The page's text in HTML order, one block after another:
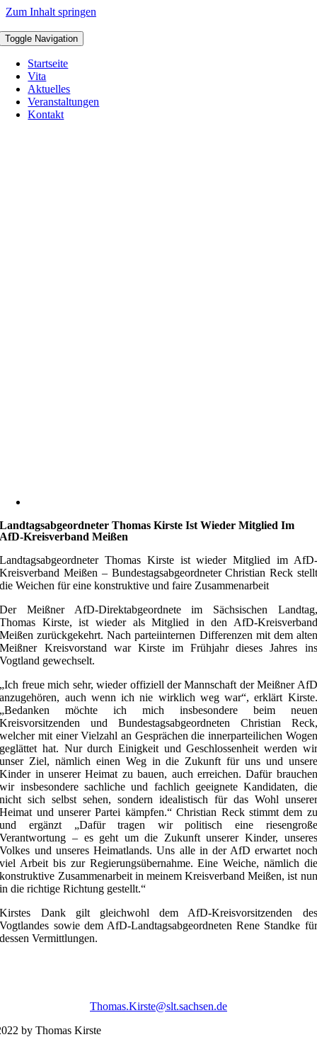
Zum Inhalt springen
Toggle Navigation
Startseite
Vita
Aktuelles
Veranstaltungen
Kontakt
Landtagsabgeordneter Thomas Kirste Ist Wieder Mitglied Im
AfD-Kreisverband Meißen
Landtagsabgeordneter Thomas Kirste ist wieder Mitglied im AfD-
Kreisverband Meißen – Bundestagsabgeordneter Christian Reck stellt
die Weichen für eine konstruktive und faire Zusammenarbeit
Der Meißner AfD-Direktabgeordnete im Sächsischen Landtag,
Thomas Kirste, ist wieder als Mitglied in den AfD-Kreisverband
Meißen zurückgekehrt. Nach parteiinternen Differenzen mit dem alten
Meißner Kreisvorstand war Kirste im Frühjahr dieses Jahres ins
Vogtland gewechselt.
„Ich freue mich sehr, wieder offiziell der Mannschaft der Meißner AfD
anzugehören, auch wenn ich nie wirklich weg war“, erklärt Kirste.
„Bedanken möchte ich mich insbesondere beim neuen
Kreisvorsitzenden und Bundestagsabgeordneten Christian Reck,
welcher mit einer Vielzahl an Gesprächen die innerparteilichen Wogen
geglättet hat. Nur durch Einigkeit und Geschlossenheit werden wir
unser Ziel, nämlich einen Weg in die Zukunft für uns und unsere
Kinder in unserer Heimat zu bauen, auch erreichen. Dafür brauchen
wir insbesondere sachliche und fachlich geeignete Kandidaten, die
nicht sich selbst sehen, sondern idealistisch für das Wohl unserer
Heimat und unserer Partei kämpfen.“ Christian Reck stimmt dem zu
und ergänzt „Dafür tragen wir politisch eine riesengroße
Verantwortung – es geht um die Zukunft unserer Kinder, unseres
Volkes und unseres Heimatlands. Uns alle in der AfD erwartet noch
viel Arbeit bis zur Regierungsübernahme. Eine Weiche, nämlich die
konstruktive Zusammenarbeit in meinem Kreisverband Meißen, ist nun
in die richtige Richtung gestellt.“
Kirstes Dank gilt gleichwohl dem AfD-Kreisvorsitzenden des
Vogtlandes sowie dem AfD-Landtagsabgeordneten Rene Standke für
dessen Vermittlungen.
Thomas.Kirste@slt.sachsen.de
by Thomas Kirste